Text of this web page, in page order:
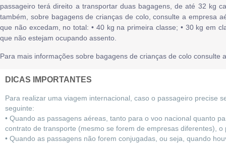
passageiro terá direito a transportar duas bagagens, de até 32 kg
também, sobre bagagens de crianças de colo, consulte a empresa
que não excedam, no total: • 40 kg na primeira classe; • 30 kg em
que não estejam ocupando assento.
Para mais informações sobre bagagens de crianças de colo consulte
DICAS IMPORTANTES
Para realizar uma viagem internacional, caso o passageiro precise
seguinte:
• Quando as passagens aéreas, tanto para o voo nacional quanto
contrato de transporte (mesmo se forem de empresas diferentes),
• Quando as passagens não forem conjugadas, ou seja, quando